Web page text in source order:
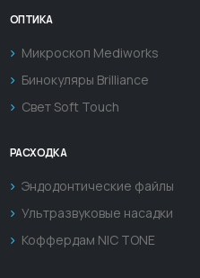
ОПТИКА
Микроскоп Mediworks
Бинокуляры Brilliance
Свет Soft Touch
РАСХОДКА
Эндодонтические файлы
Ультразвуковые насадки
Коффердам NIC TONE